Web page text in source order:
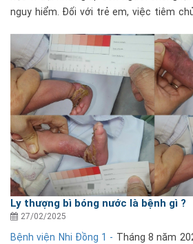
nguy hiểm. Đối với trẻ em, việc tiêm
Ly thượng bì bóng nước là bệnh gì ?
27/02/2025
Bệnh viện Nhi Đồng 1 - Tháng 8 năm